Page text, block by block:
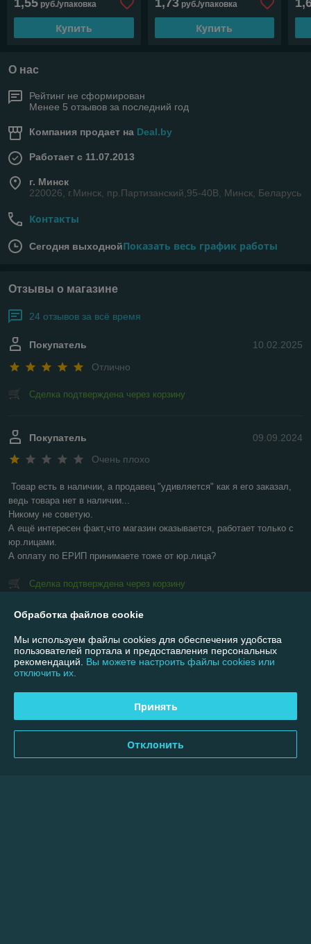
1,55 руб./упаковка
Купить
1,73руб./упаковка
Купить
О нас
Рейтинг не сформирован
Менее 5 отзывов за последний год
Компания продает на Deal.by
Работает с 11.07.2013
г. Минск
220026, г.Минск, пр.Партизанский,95-40В, Минск, Беларусь
Контакты
Сегодня выходнойПоказать весь график работы
Отзывы о магазине
24 отзывов за всё время
10.02.2025
Покупатель
Отлично
Сделка подтверждена через корзину
09.09.2024
Покупатель
Очень плохо
Товар есть в наличии, а продавец "удивляется" как я его заказал,
ведь товара нет в наличии...
Никому не советую.
А ещё интересен факт,что магазин оказывается, работает только с
юр.лицами.
А оплату по ЕРИП принимаете тоже от юр.лица?
Сделка подтверждена через корзину
Показать все отзывы
О нас
Контакты
Доставка и оплата
Обработка файлов cookie
Мы используем файлы cookies для обеспечения удобства
пользователей портала и предоставления персональных
рекомендаций. Вы можете настроить файлы cookies или
отключить их.
Принять
Отклонить